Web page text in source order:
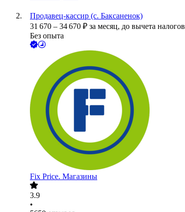
Продавец-кассир (с. Баксаненок)
31 670 – 34 670 ₽ за месяц, до вычета налогов
Без опыта
Fix Price. Магазины
3.9
•